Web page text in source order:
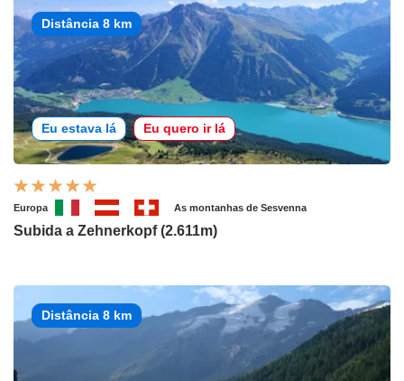
Distância 8 km
Eu estava lá Eu quero ir lá
Europa As montanhas de Sesvenna
Subida a Zehnerkopf (2.611m)
Distância 8 km